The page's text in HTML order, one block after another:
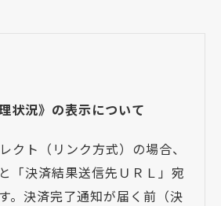
状況》の表示について
クト（リンク方式）の場合、
「決済結果送信先ＵＲＬ」宛
。決済完了通知が届く前（決